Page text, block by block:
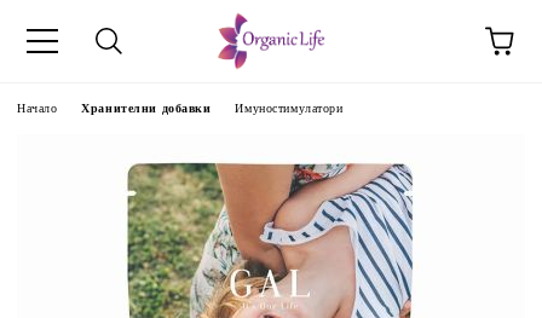
Начало Хранителни добавки Имуностимулатори